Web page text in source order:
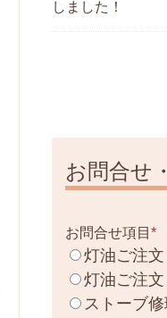
しました！
お問合せ
お問合せ項目 *
灯油ご注文
灯油ご注文
ストーブ